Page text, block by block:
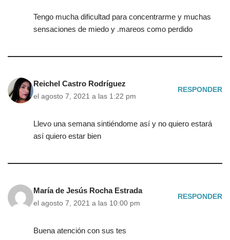
Tengo mucha dificultad para concentrarme y muchas
sensaciones de miedo y .mareos como perdido
Reichel Castro Rodríguez
el agosto 7, 2021 a las 1:22 pm
RESPONDER
Llevo una semana sintiéndome así y no quiero estará
así quiero estar bien
María de Jesús Rocha Estrada
el agosto 7, 2021 a las 10:00 pm
RESPONDER
Buena atención con sus tes